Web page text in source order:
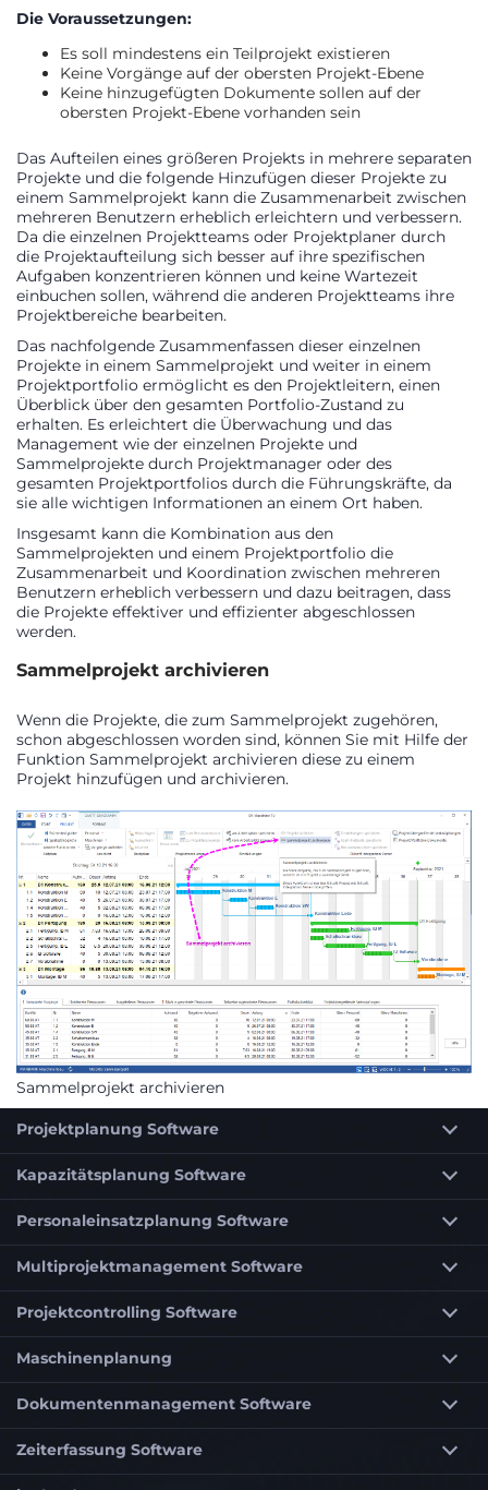
Die Voraussetzungen:
Es soll mindestens ein Teilprojekt existieren
Keine Vorgänge auf der obersten Projekt-Ebene
Keine hinzugefügten Dokumente sollen auf der
obersten Projekt-Ebene vorhanden sein
Das Aufteilen eines größeren Projekts in mehrere separaten
Projekte und die folgende Hinzufügen dieser Projekte zu
einem Sammelprojekt kann die Zusammenarbeit zwischen
mehreren Benutzern erheblich erleichtern und verbessern.
Da die einzelnen Projektteams oder Projektplaner durch
die Projektaufteilung sich besser auf ihre spezifischen
Aufgaben konzentrieren können und keine Wartezeit
einbuchen sollen, während die anderen Projektteams ihre
Projektbereiche bearbeiten.
Das nachfolgende Zusammenfassen dieser einzelnen
Projekte in einem Sammelprojekt und weiter in einem
Projektportfolio ermöglicht es den Projektleitern, einen
Überblick über den gesamten Portfolio-Zustand zu
erhalten. Es erleichtert die Überwachung und das
Management wie der einzelnen Projekte und
Sammelprojekte durch Projektmanager oder des
gesamten Projektportfolios durch die Führungskräfte, da
sie alle wichtigen Informationen an einem Ort haben.
Insgesamt kann die Kombination aus den
Sammelprojekten und einem Projektportfolio die
Zusammenarbeit und Koordination zwischen mehreren
Benutzern erheblich verbessern und dazu beitragen, dass
die Projekte effektiver und effizienter abgeschlossen
werden.
Sammelprojekt archivieren
Wenn die Projekte, die zum Sammelprojekt zugehören,
schon abgeschlossen worden sind, können Sie mit Hilfe der
Funktion Sammelprojekt archivieren diese zu einem
Projekt hinzufügen und archivieren.
Sammelprojekt archivieren
Projektplanung Software
Kapazitätsplanung Software
Personaleinsatzplanung Software
Multiprojektmanagement Software
Projektcontrolling Software
Maschinenplanung
Dokumentenmanagement Software
Zeiterfassung Software